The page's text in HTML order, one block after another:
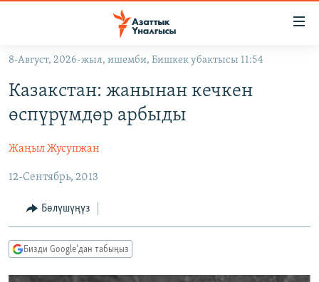
Навигацияга
өтүңүз
салыңызКЫРГЫЗСТАН
САЯСАТ
ЭКОНОМИКА
МАДАНИЯТ
ДҮЙНӨ
ДҮЙНӨ
БОРБОР АЗИЯ
УКРАИНА
АТАЙЫН ИЛИКТӨӨ
ТВ ПРОГРАММАЛАР
БҮГҮН АЗАТТЫКТА
ЭКСПЕРТТЕР ТАЛДАЙТ
ПОДКАСТ
ӨЗГӨЧӨ ПИКИР
8-Август, 2026-жыл, ишемби, Бишкек убактысы 11:54
Казакстан: жанынан кечкен
өспүрүмдөр арбыды
Жаңыл Жусупжан
12-Сентябрь, 2013
Бөлүшүңүз
Бизди Google'дан табыңыз